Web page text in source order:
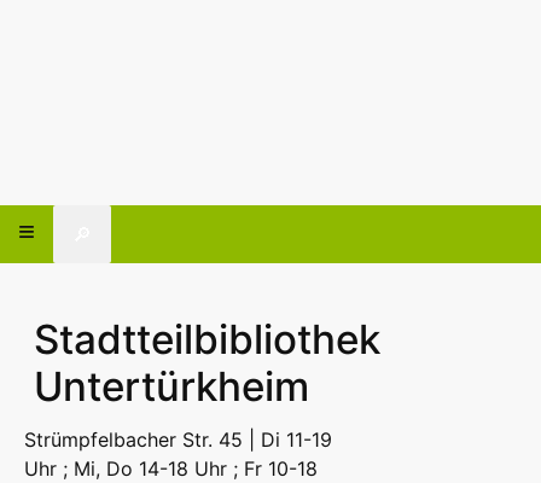
Stadtteilbibliothek
Untertürkheim
Strümpfelbacher Str. 45 | Di 11-19
Uhr ; Mi, Do 14-18 Uhr ; Fr 10-18